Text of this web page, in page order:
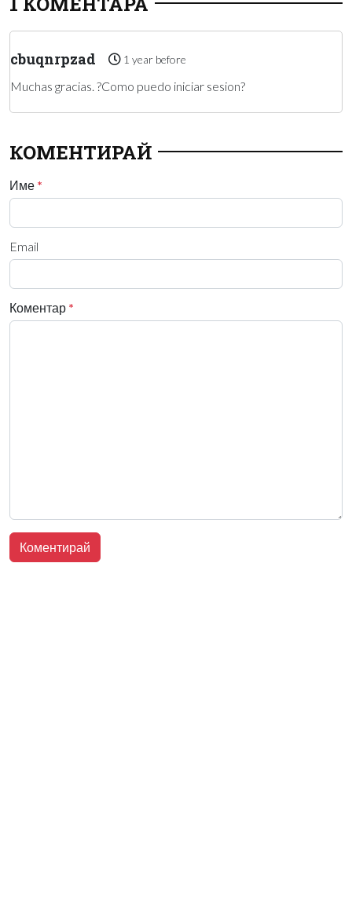
cbuqnrpzad 1 year before
Muchas gracias. ?Como puedo iniciar sesion?
КОМЕНТИРАЙ
Име *
Email
Коментар *